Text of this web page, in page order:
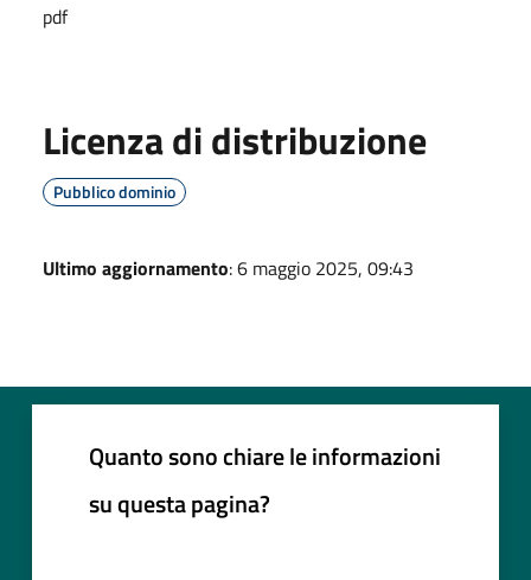
pdf
Licenza di distribuzione
Pubblico dominio
Ultimo aggiornamento: 6 maggio 2025, 09:43
Quanto sono chiare le informazioni
su questa pagina?